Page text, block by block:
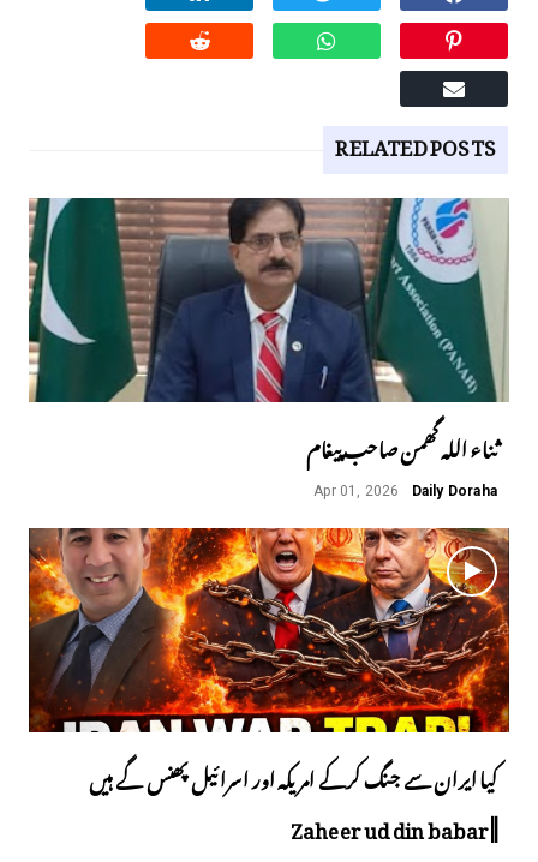
RELATED POSTS
ثناء اللہ گھمن صاحب پیغام
Daily Doraha
Apr 01, 2026
کیا ایران سے جنگ کرکے امریکہ اور اسرائیل پھنس گے ہیں
||Zaheer ud din babar